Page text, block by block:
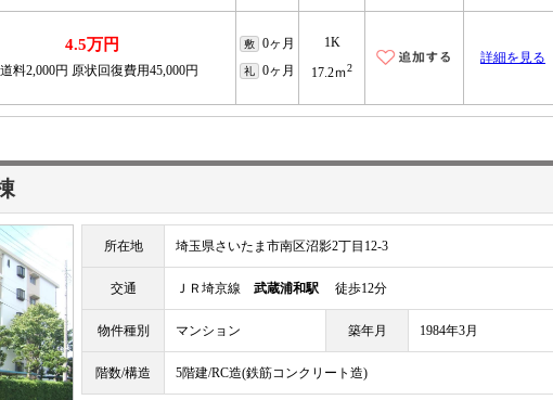
4.5万円
料2,000円 原状回復費用45,000円
敷 0ヶ月
礼 0ヶ月
1K
17.2ｍ2
詳細を見る
所在地 埼玉県さいたま市南区沼影2丁目12-3
交通 ＪＲ埼京線 武蔵浦和駅 徒歩12分
物件種別 マンション 築年月 1984年3月
階数/構造 5階建/RC造(鉄筋コンクリート造)